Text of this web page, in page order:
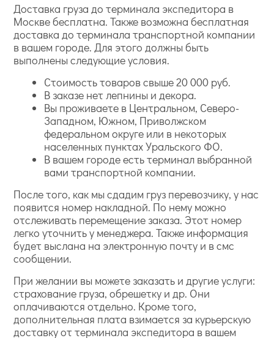
Доставка груза до терминала экспедитора в
Москве бесплатна. Также возможна бесплатная
доставка до терминала транспортной компании
в вашем городе. Для этого должны быть
выполнены следующие условия.
Стоимость товаров свыше 20 000 руб.
В заказе нет лепнины и декора.
Вы проживаете в Центральном, Северо-
Западном, Южном, Приволжском
федеральном округе или в некоторых
населенных пунктах Уральского ФО.
В вашем городе есть терминал выбранной
вами транспортной компании.
После того, как мы сдадим груз перевозчику, у нас
появится номер накладной. По нему можно
отслеживать перемещение заказа. Этот номер
легко уточнить у менеджера. Также информация
будет выслана на электронную почту и в смс
сообщении.
При желании вы можете заказать и другие услуги:
страхование груза, обрешетку и др. Они
оплачиваются отдельно. Кроме того,
дополнительная плата взимается за курьерскую
доставку от терминала экспедитора в вашем